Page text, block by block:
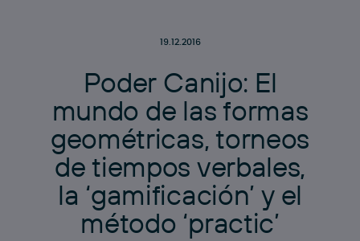
19.12.2016
Poder Canijo: El
mundo de lasformas
geométricas, torneos
de tiempos verbales,
la ‘gamificación’ y el
método ‘practic’